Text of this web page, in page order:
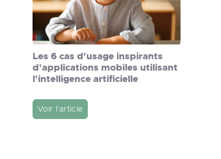
Les 6 cas d'usage inspirants
d'applications mobiles utilisant
l'intelligence artificielle
Voir l'article